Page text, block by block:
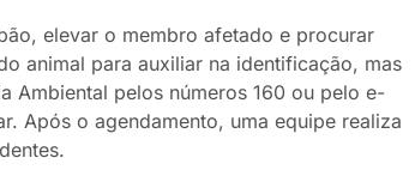
elevar o membro afetado e procurar
animal para auxiliar na identificação, mas
Ambiental pelos números 160 ou pelo e-
Após o agendamento, uma equipe realiza